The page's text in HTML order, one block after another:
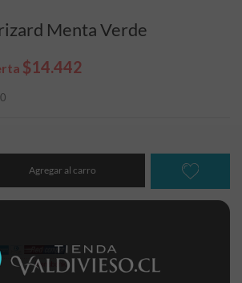
Menta Verde
$14.442
Agregar al carro